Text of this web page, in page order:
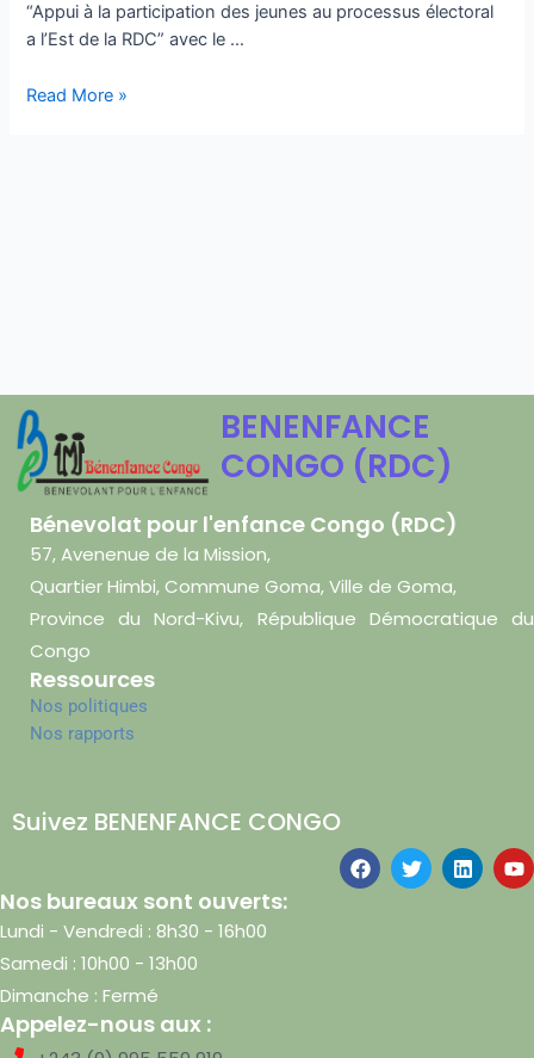
“Appui à la participation des jeunes au processus électoral
a l’Est de la RDC” avec le …
Read More »
BENENFANCE
CONGO (RDC)
Bénevolat pour l'enfance Congo (RDC)
57, Avenenue de la Mission,
Quartier Himbi, Commune Goma, Ville de Goma,
Province du Nord-Kivu, République Démocratique du
Congo
Ressources
Nos politiques
Nos rapports
Suivez BENENFANCE CONGO
Nos bureaux sont ouverts:
Lundi - Vendredi : 8h30 - 16h00
Samedi : 10h00 - 13h00
Dimanche : Fermé
Appelez-nous aux :